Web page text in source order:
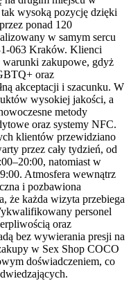
tak wysoką pozycję dzięki
ponad 120
w samym sercu
063 Kraków. Klienci
zakupowe, gdyż
oraz
akceptacji i szacunku. W
wysokiej jakości, a
metody
oraz systemy NFC.
klientów przewidziano
przez cały tydzień, od
natomiast w
Atmosfera wewnątrz
i pozbawiona
że każda wizyta przebiega
personel
oraz
bez wywierania presji na
w Sex Shop COCO
doświadczeniem, co